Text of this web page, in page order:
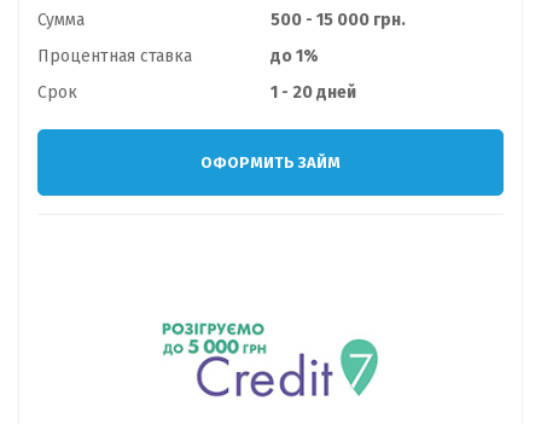
Сумма
500 - 15 000 грн.
Процентная ставка
до 1%
Срок
1 - 20 дней
ОФОРМИТЬ ЗАЙМ